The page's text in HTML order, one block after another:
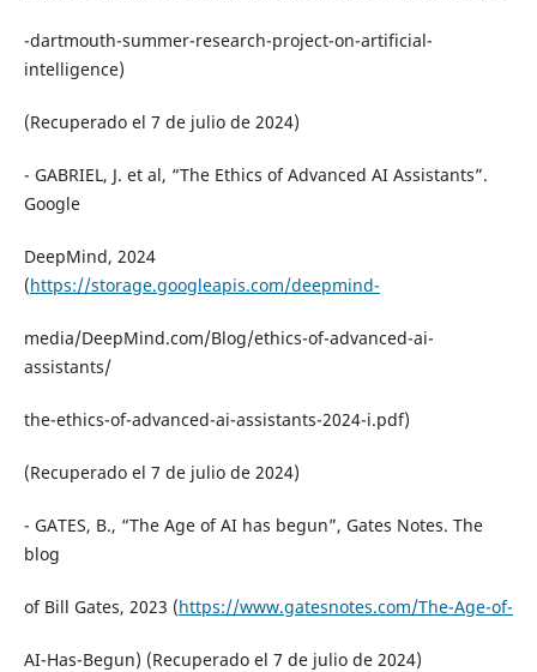
-dartmouth-summer-research-project-on-artificial-
intelligence)
(Recuperado el 7 de julio de 2024)
- GABRIEL, J. et al, “The Ethics of Advanced AI Assistants”.
Google
DeepMind, 2024
(https://storage.googleapis.com/deepmind-
media/DeepMind.com/Blog/ethics-of-advanced-ai-
assistants/
the-ethics-of-advanced-ai-assistants-2024-i.pdf)
(Recuperado el 7 de julio de 2024)
- GATES, B., “The Age of AI has begun”, Gates Notes. The
blog
of Bill Gates, 2023 (https://www.gatesnotes.com/The-Age-of-
AI-Has-Begun) (Recuperado el 7 de julio de 2024)